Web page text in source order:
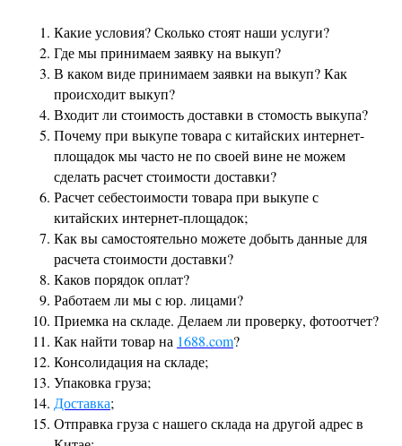
Какие условия? Сколько стоят наши услуги?
Где мы принимаем заявку на выкуп?
В каком виде принимаем заявки на выкуп? Как
происходит выкуп?
Входит ли стоимость доставки в стомость выкупа?
Почему при выкупе товара с китайских интернет-
площадок мы часто не по своей вине не можем
сделать расчет стоимости доставки?
Расчет себестоимости товара при выкупе с
китайских интернет-площадок;
Как вы самостоятельно можете добыть данные для
расчета стоимости доставки?
Каков порядок оплат?
Работаем ли мы с юр. лицами?
Приемка на складе. Делаем ли проверку, фотоотчет?
Как найти товар на 1688.com?
Консолидация на складе;
Упаковка груза;
Доставка;
Отправка груза с нашего склада на другой адрес в